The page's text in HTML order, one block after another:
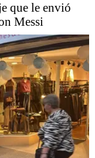
que le envió
Messi